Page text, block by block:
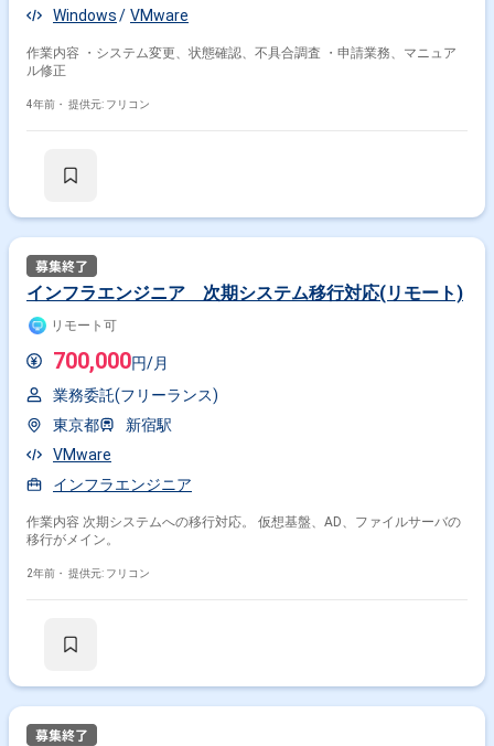
Windows
VMware
作業内容 ・システム変更、状態確認、不具合調査 ・申請業務、マニュア
ル修正
4年前・ 提供元: フリコン
インフラエンジニア 次期システム移行対応(リモート)
リモート可
700,000円/月
業務委託(フリーランス)
東京都
新宿駅
VMware
インフラエンジニア
作業内容 次期システムへの移行対応。 仮想基盤、AD、ファイルサーバの
移行がメイン。
2年前・ 提供元: フリコン